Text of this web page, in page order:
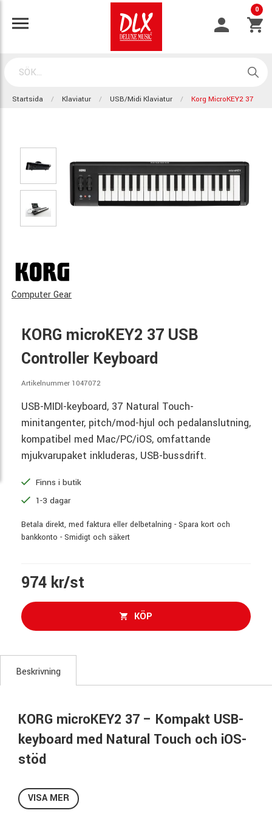
0
Startsida Klaviatur USB/Midi Klaviatur Korg MicroKEY2 37
Computer Gear
KORG microKEY2 37 USB
Controller Keyboard
Artikelnummer 1047072
USB-MIDI-keyboard, 37 Natural Touch-
minitangenter, pitch/mod-hjul och pedalanslutning,
kompatibel med Mac/PC/iOS, omfattande
mjukvarupaket inkluderas, USB-bussdrift.
Finns i butik
1-3 dagar
Betala direkt, med faktura eller delbetalning - Spara kort och
bankkonto - Smidigt och säkert
974 kr/st
KÖP
Beskrivning
KORG microKEY2 37 – Kompakt USB-
keyboard med Natural Touch och iOS-
stöd
kontroller med 37 Natural Touch-minitangenter som
kombinerar enkelhet, spelkänsla och direkt kompatibilitet
VISA MER